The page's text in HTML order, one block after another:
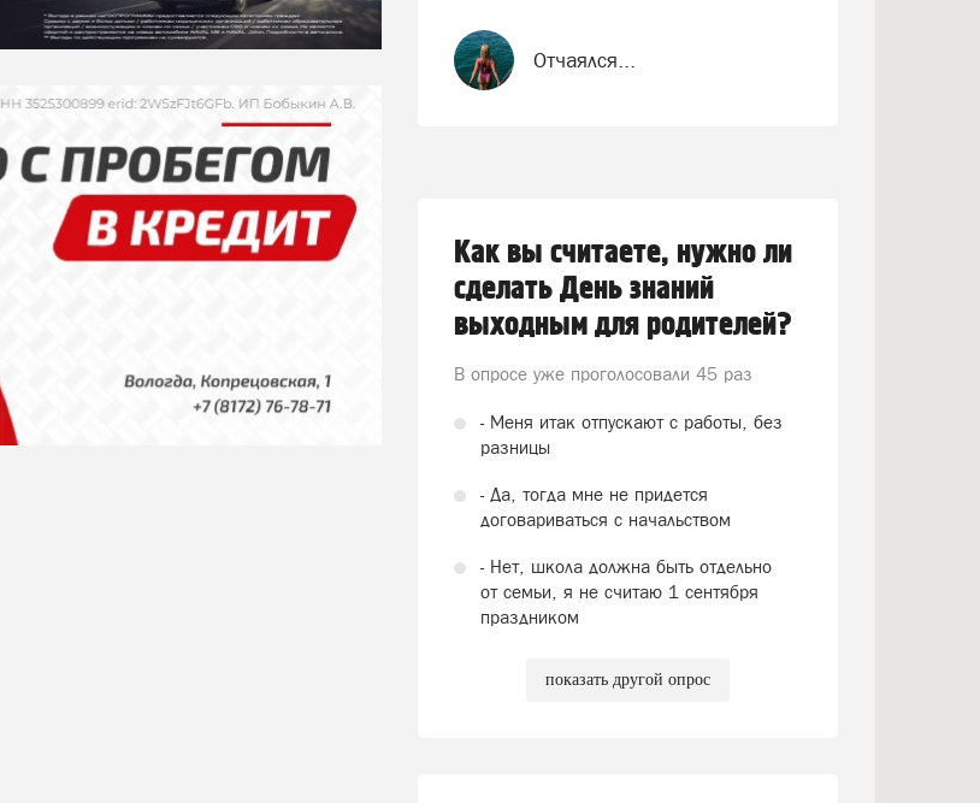
Отчаялся...
Как вы считаете, нужно ли
сделать День знаний
выходным для родителей?
В опросе уже проголосовали 45 раз
- Меня итак отпускают с работы, без
разницы
- Да, тогда мне не придется
договариваться с начальством
- Нет, школа должна быть отдельно
от семьи, я не считаю 1 сентября
праздником
показать другой опрос